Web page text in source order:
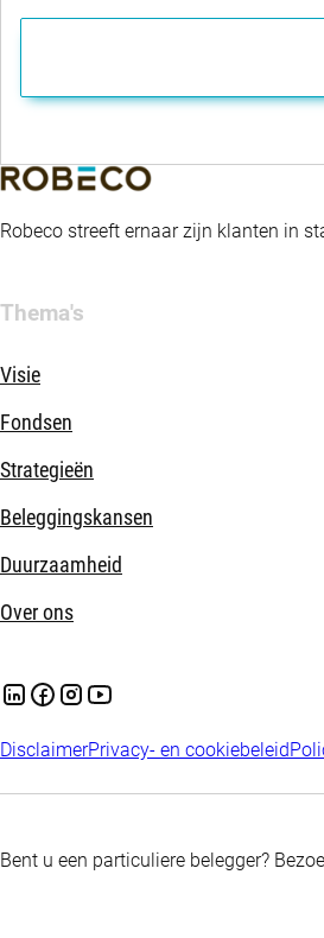
Robeco streeft ernaar zijn klanten in
Thema's
Visie
Fondsen
Strategieën
Beleggingskansen
Duurzaamheid
Over ons
DisclaimerPrivacy- en cookiebeleid
Bent u een particuliere belegger?